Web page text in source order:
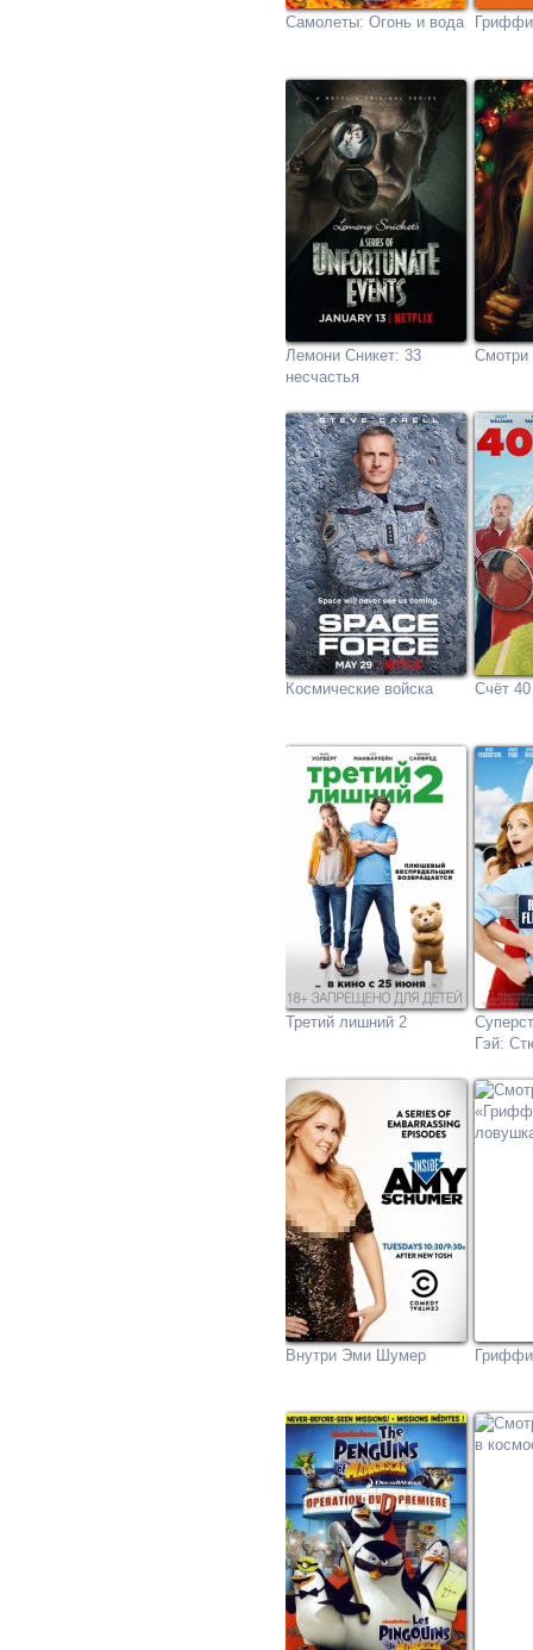
Самолеты: Огонь и вода
Лемони Сникет: 33
несчастья
Смотри
Космические войска Счёт
Третий лишний 2
Гэй:
Внутри Эми Шумер